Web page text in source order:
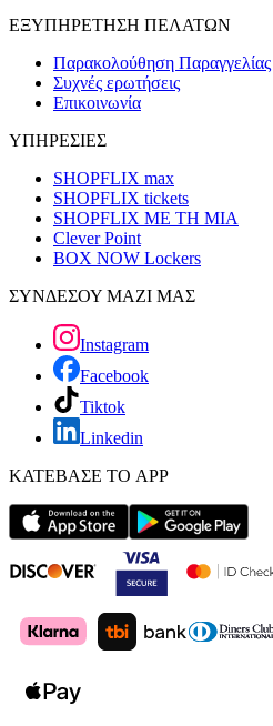
ΕΞΥΠΗΡΕΤΗΣΗ ΠΕΛΑΤΩΝ
Παρακολούθηση Παραγγελίας
Συχνές ερωτήσεις
Επικοινωνία
ΥΠΗΡΕΣΙΕΣ
SHOPFLIX max
SHOPFLIX tickets
SHOPFLIX ΜΕ ΤΗ ΜΙΑ
Clever Point
BOX NOW Lockers
ΣΥΝΔΕΣΟΥ ΜΑΖΙ ΜΑΣ
Instagram
Facebook
Tiktok
Linkedin
ΚΑΤΕΒΑΣΕ ΤΟ APP